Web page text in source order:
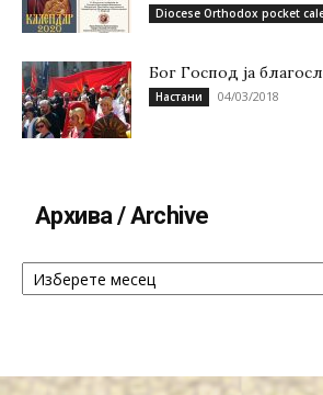
Diocese Orthodox pocket
Бог Господ ја
Настани 04/03/2018
Архива / Archive
Архива